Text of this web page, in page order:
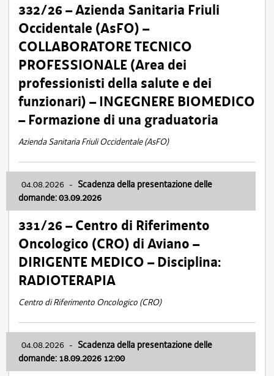
332/26 – Azienda Sanitaria Friuli
Occidentale (AsFO) –
COLLABORATORE TECNICO
PROFESSIONALE (Area dei
professionisti della salute e dei
funzionari) – INGEGNERE BIOMEDICO
– Formazione di una graduatoria
Azienda Sanitaria Friuli Occidentale (AsFO)
04.08.2026 - Scadenza della presentazione delle
domande: 03.09.2026
331/26 – Centro di Riferimento
Oncologico (CRO) di Aviano –
DIRIGENTE MEDICO – Disciplina:
RADIOTERAPIA
Centro di Riferimento Oncologico (CRO)
04.08.2026 - Scadenza della presentazione delle
domande: 18.09.2026 12:00